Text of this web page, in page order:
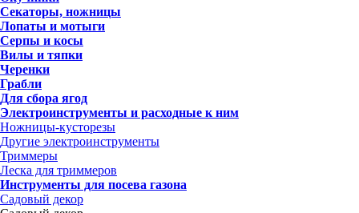
Секаторы, ножницы
Лопаты и мотыги
Серпы и косы
Вилы и тяпки
Черенки
Грабли
Для сбора ягод
Электроинструменты и расходные к ним
Ножницы-кусторезы
Другие электроинструменты
Триммеры
Леска для триммеров
Инструменты для посева газона
Садовый декор